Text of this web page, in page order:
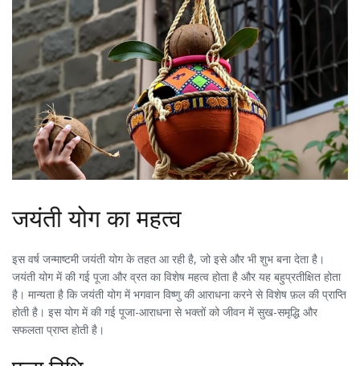
जयंती योग का महत्व
इस वर्ष जन्माष्टमी जयंती योग के तहत आ रही है, जो इसे और भी शुभ बना देता है।
जयंती योग में की गई पूजा और व्रत का विशेष महत्व होता है और यह बहुप्रतीक्षित होता
है। मान्यता है कि जयंती योग में भगवान विष्णु की आराधना करने से विशेष फ़ल की प्राप्ति
होती है। इस योग में की गई पूजा-आराधना से भक्तों को जीवन में सुख-समृद्धि और
सफलता प्राप्त होती है।